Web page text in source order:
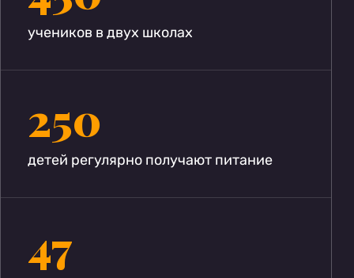
учеников в двух школах
250
детей регулярно получают питание
47